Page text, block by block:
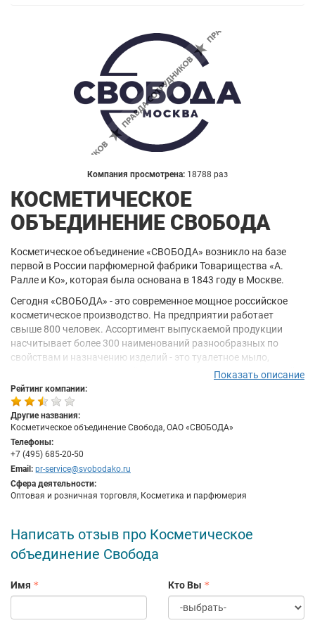
Компания просмотрена: 18788 раз
КОСМЕТИЧЕСКОЕ
ОБЪЕДИНЕНИЕ СВОБОДА
Косметическое объединение «СВОБОДА» возникло на базе
первой в России парфюмерной фабрики Товарищества «А.
Ралле и Ко», которая была основана в 1843 году в Москве.
Сегодня «СВОБОДА» - это современное мощное российское
косметическое производство. На предприятии работает
свыше 800 человек. Ассортимент выпускаемой продукции
насчитывает более 300 наименований разнообразных по
свойствам и назначению изделий - это туалетное мыло,
средства по уходу за кожей лица и тела, за волосами и кожей
головы, за полостью рта, детская косметика и косметические
изделия специального назначения. Традиционная и новейшая
продукция объединения заслуженно пользуется большим
спросом российских потребителей.
Производственную структуру предприятия составляют 4
производства:
Производство мыла и глицерина
Производство косметических изделий
Предприятие имеет собственный Научный центр,
объединяющий семь профильных лабораторий. Научный
современных косметических изделий.
Оснащение Научного центра включает оборудование,
Показать описание
Рейтинг компании:
Другие названия:
Косметическое объединение Свобода, ОАО «СВОБОДА»
Телефоны:
+7 (495) 685-20-50
Email: pr-service@svobodako.ru
Сфера деятельности:
Оптовая и розничная торговля, Косметика и парфюмерия
Написать отзыв про Косметическое
объединение Свобода
Имя Кто Вы